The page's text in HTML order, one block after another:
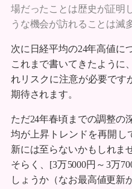
場だったことは歴史が証明
うな機会が訪れることは滅
次に日経平均の24年高値に
これまで書いてきたように
れリスクに注意が必要です
期待されます。
ただ24年春頃までの調整の
均が上昇トレンドを再開し
新には至らないかもしれま
そらく、[3万5000円～3万
しょうか（なお最高値更新